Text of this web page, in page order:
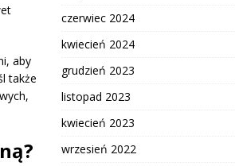
aby
także
czerwiec 2024
kwiecień 2024
grudzień 2023
listopad 2023
kwiecień 2023
wrzesień 2022